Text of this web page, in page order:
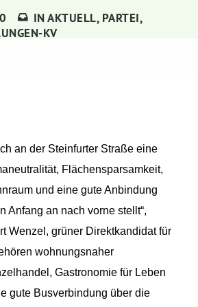
MdL
Rathaus
INAKTUELL, PARTEI,
KV
an der Steinfurter Straße eine
Flächensparsamkeit,
und eine gute Anbindung
Anfang an nach vorne stellt“,
Wenzel, grüner Direktkandidat für
wohnungsnaher
Gastronomie für Leben
gute Busverbindung über die